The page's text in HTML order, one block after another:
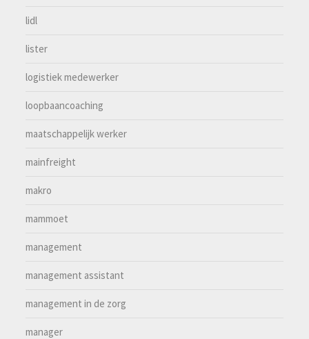
lidl
lister
logistiek medewerker
loopbaancoaching
maatschappelijk werker
mainfreight
makro
mammoet
management
management assistant
management in de zorg
manager